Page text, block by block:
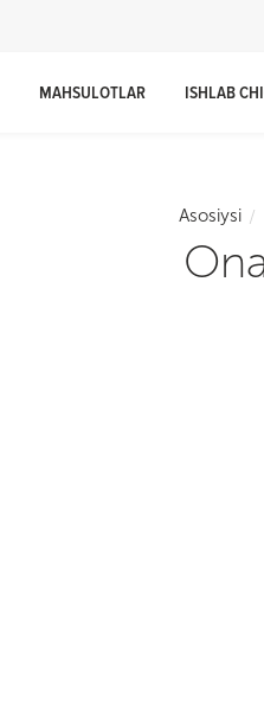
MAHSULOTLAR ISHLAB
Asosiysi